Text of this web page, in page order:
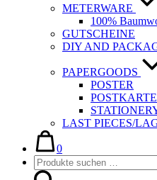
METERWARE
100%
GUTSCHEINE
DIY AND
PAPERGOODS
POSTER
LAST PIECES/
Warenkorb
0im
Warenkorb
Suche-
Schalter
Suchen
nach: